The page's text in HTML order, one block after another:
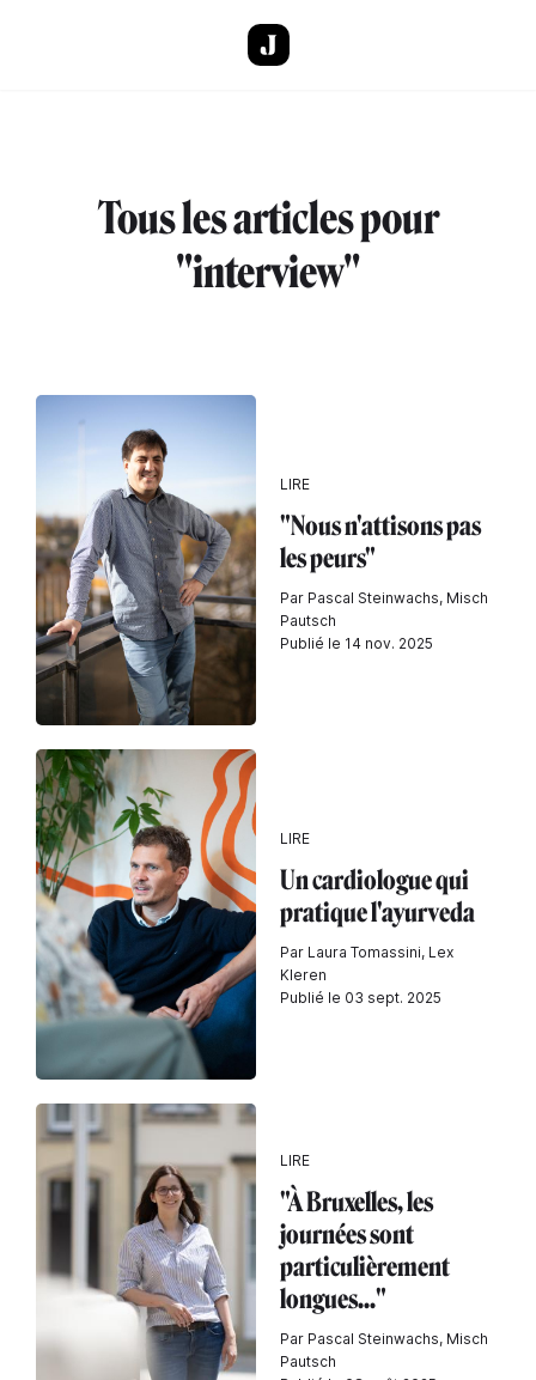
Tous les articles pour
"interview"
LIRE
"Nous n'attisons pas
les peurs"
Par Pascal Steinwachs, Misch
Pautsch
Publié le 14 nov. 2025
LIRE
Un cardiologue qui
pratique l'ayurveda
Par Laura Tomassini, Lex
Kleren
Publié le 03 sept. 2025
LIRE
"À Bruxelles, les
journées sont
particulièrement
longues..."
Par Pascal Steinwachs, Misch
Pautsch